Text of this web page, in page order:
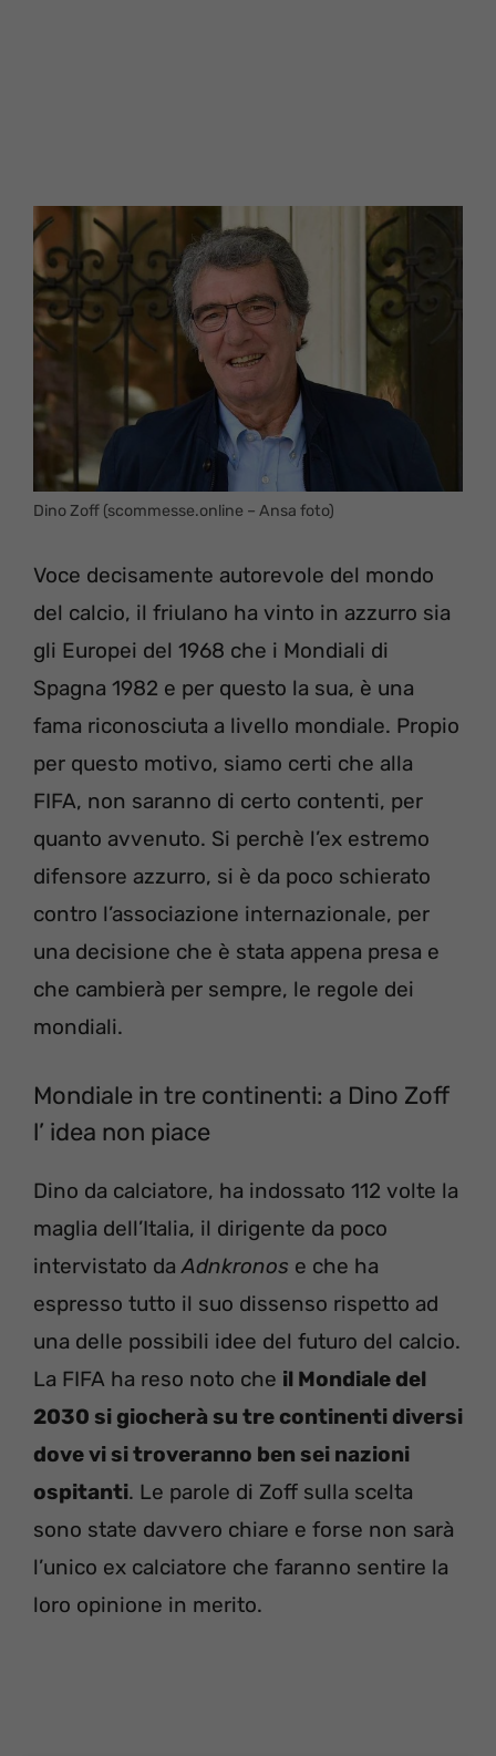
Dino Zoff (scommesse.online – Ansa foto)
Voce decisamente autorevole del mondo
del calcio, il friulano ha vinto in azzurro sia
gli Europei del 1968 che i Mondiali di
Spagna 1982 e per questo la sua, è una
fama riconosciuta a livello mondiale. Propio
per questo motivo, siamo certi che alla
FIFA, non saranno di certo contenti, per
quanto avvenuto. Si perchè l’ex estremo
difensore azzurro, si è da poco schierato
contro l’associazione internazionale, per
una decisione che è stata appena presa e
che cambierà per sempre, le regole dei
mondiali.
Mondiale in tre continenti: a Dino Zoff
l’ idea non piace
Dino da calciatore, ha indossato 112 volte la
maglia dell’Italia, il dirigente da poco
intervistato daAdnkronos e che ha
espresso tutto il suo dissenso rispetto ad
una delle possibili idee del futuro del calcio.
La FIFA ha reso noto che il Mondiale del
2030 si giocherà su tre continenti diversi
dove vi si troveranno ben sei nazioni
ospitanti. Le parole di Zoff sulla scelta
sono state davvero chiare e forse non sarà
l’unico ex calciatore che faranno sentire la
loro opinione in merito.